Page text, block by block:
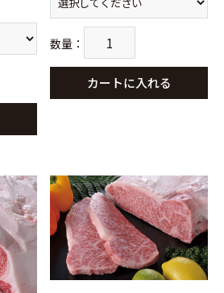
数量 ：
カートに入れる
続ける カートへ進む